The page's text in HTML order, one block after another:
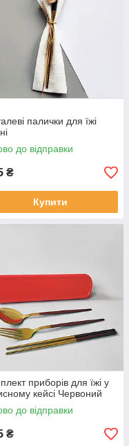
палички для їжі
до відправки
₴
Купити
приборів для їжі у
кейсі Червоний
до відправки
₴